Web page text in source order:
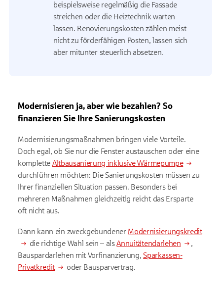
beispielsweise regelmäßig die Fassade
streichen oder die Heiztechnik warten
lassen. Renovierungskosten zählen meist
nicht zu förderfähigen Posten, lassen sich
aber mitunter steuerlich absetzen.
Modernisieren ja, aber wie bezahlen? So
finanzieren Sie Ihre Sanierungskosten
Modernisierungsmaßnahmen bringen viele Vorteile.
Doch egal, ob Sie nur die Fenster austauschen oder eine
komplette Altbausanierung inklusive Wärmepumpe
durchführen möchten: Die Sanierungskosten müssen zu
Ihrer finanziellen Situation passen. Besonders bei
mehreren Maßnahmen gleichzeitig reicht das Ersparte
oft nicht aus.
Dann kann ein zweckgebundener Modernisierungskredit
die richtige Wahl sein – alsAnnuitätendarlehen
,
Bauspardarlehen mit Vorfinanzierung,Sparkassen-
Privatkredit
oder Bausparvertrag.